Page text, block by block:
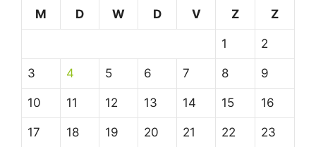
M
D W D V Z Z
1 2
3 4 5 6 7 8 9
10 11 12 13 14 15 16
17 18 19 20 21 22 23